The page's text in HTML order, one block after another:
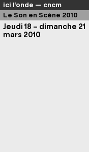
ici l’onde — cncm
Le Son en Scène 2010
Jeudi 18 – dimanche 21
mars 2010